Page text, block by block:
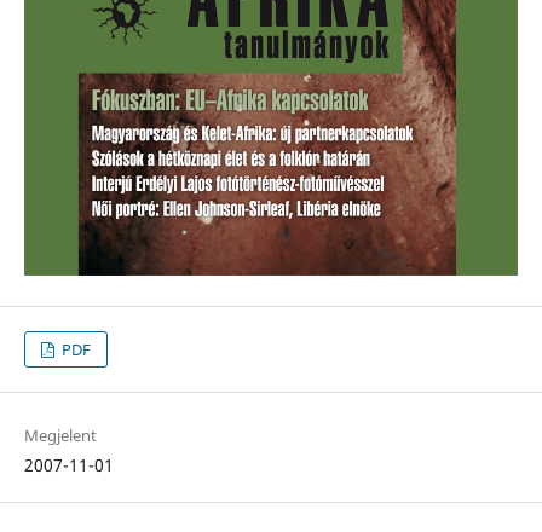
PDF
Megjelent
2007-11-01